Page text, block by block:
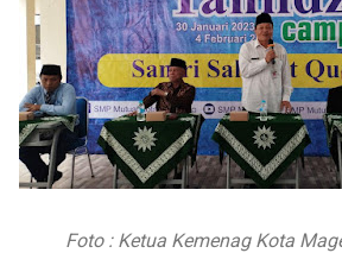
Foto : Ketua Kemenag Kota